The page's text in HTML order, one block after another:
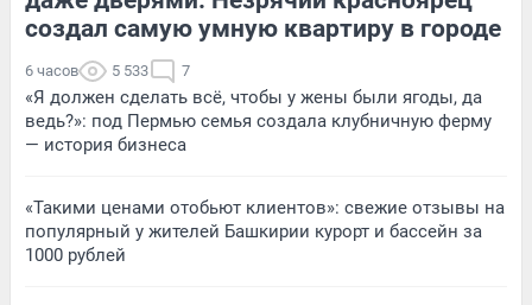
создал самую умную квартиру в городе
6 часов 5 533 7
«Я должен сделать всё, чтобы у жены были ягоды, да
ведь?»: под Пермью семья создала клубничную ферму
— история бизнеса
«Такими ценами отобьют клиентов»: свежие отзывы на
популярный у жителей Башкирии курорт и бассейн за
1000 рублей